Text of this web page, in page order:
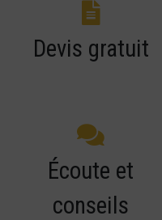
Devis gratuit
Écoute et
conseils